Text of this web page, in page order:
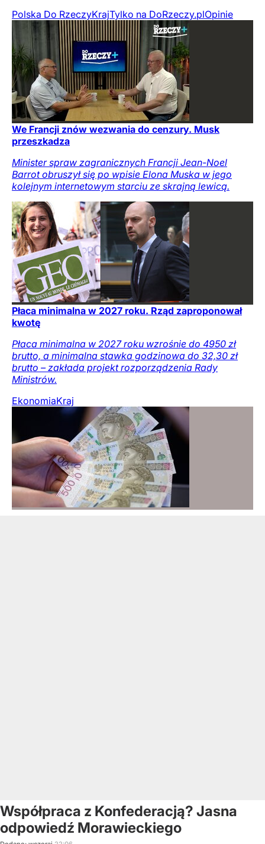
Polska Do RzeczyKrajTylko na DoRzeczy.plOpinie
We Francji znów wezwania do cenzury. Musk
przeszkadza
Minister spraw zagranicznych Francji Jean-Noel
Barrot obruszył się po wpisie Elona Muska w jego
kolejnym internetowym starciu ze skrajną lewicą.
Płaca minimalna w 2027 roku. Rząd zaproponował
kwotę
Płaca minimalna w 2027 roku wzrośnie do 4950 zł
brutto, a minimalna stawka godzinowa do 32,30 zł
brutto – zakłada projekt rozporządzenia Rady
Ministrów.
EkonomiaKraj
Współpraca z Konfederacją? Jasna
odpowiedź Morawieckiego